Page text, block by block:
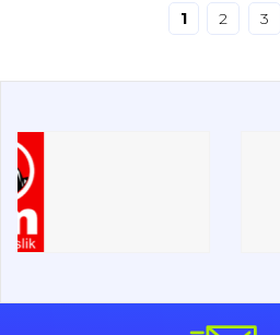
Прочее
1 2 3